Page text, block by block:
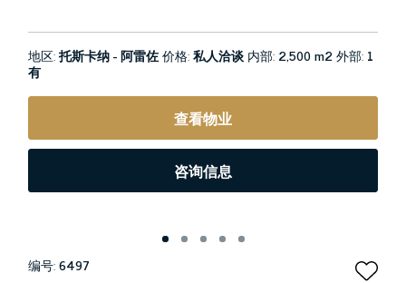
地区:托斯卡纳 - 阿雷佐价格:私人洽谈 内部: 2,500 m2外部: 1
有
查看物业
咨询信息
编号:6497